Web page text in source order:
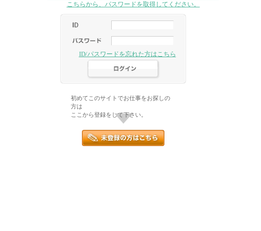
こちらから、パスワードを取得してください。
ID/パスワードを忘れた方はこちら
初めてこのサイトでお仕事をお探しの
方は
ここから登録をして下さい。